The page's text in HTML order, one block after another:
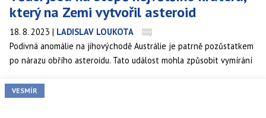
který na Zemi vytvořil asteroid
18. 8. 2023 | LADISLAV LOUKOTA
Podivná anomálie na jihovýchodě Austrálie je patrně pozůstatkem
po nárazu obřího asteroidu. Tato událost mohla způsobit vymírání
VESMÍR